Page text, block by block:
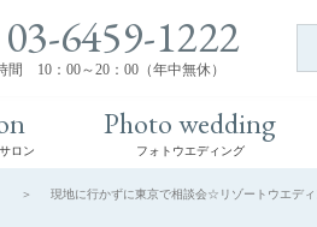
03-6459-1222
間 10：00～20：00（年中無休）
ロン
Photo wedding
フォトウエディング
現地に行かずに東京で相談会☆リゾートウエデ